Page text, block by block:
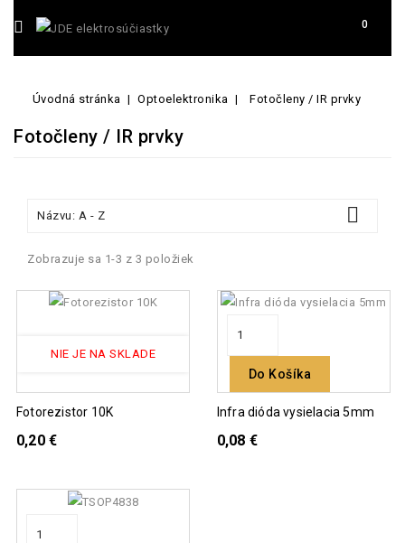
0
Úvodná stránka Optoelektronika Fotočleny / IR prvky
Fotočleny / IR prvky
Názvu: A - Z 
Zobrazuje sa 1-3 z 3 položiek
NIE JE NA SKLADE
Fotorezistor 10K
0,20 €
Do Košíka
Infra dióda vysielacia 5mm
0,08 €